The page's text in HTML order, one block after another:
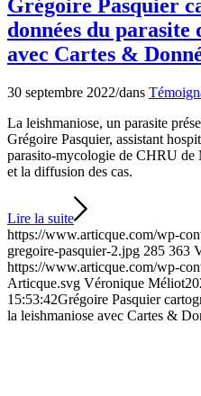
Grégoire Pasquier
données du parasite
avec Cartes &
30 septembre 2022/dans
La leishmaniose, un parasite
Grégoire Pasquier, assistant
parasito-mycologie de CHRU de
et la diffusion des cas.
Lire la suite
https://www.articque.com/wp-
gregoire-pasquier-2.jpg 285 363
https://www.articque.com/wp-
Articque.svg Véronique Méliot
15:53:42Grégoire Pasquier
la leishmaniose avec Cartes &